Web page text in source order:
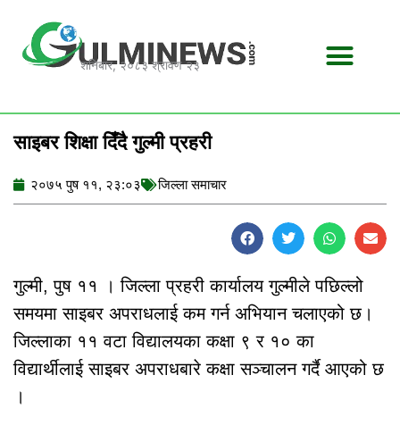
content
शनिबार, २०८३ श्रावण २३
साइबर शिक्षा दिँदै गुल्मी प्रहरी
२०७५ पुष ११, २३:०३ जिल्ला समाचार
गुल्मी, पुष ११ । जिल्ला प्रहरी कार्यालय गुल्मीले पछिल्लो
समयमा साइबर अपराधलाई कम गर्न अभियान चलाएको छ।
जिल्लाका ११ वटा विद्यालयका कक्षा ९ र १० का
विद्यार्थीलाई साइबर अपराधबारे कक्षा सञ्चालन गर्दै आएको छ
।